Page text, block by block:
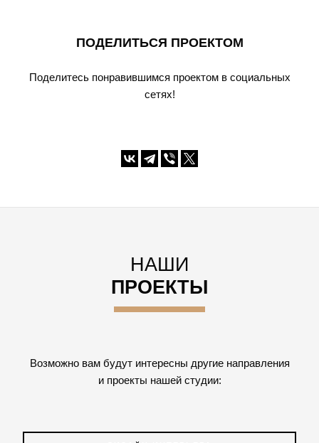
ПОДЕЛИТЬСЯ ПРОЕКТОМ
Поделитесь понравившимся проектом в социальных
сетях!
НАШИ
ПРОЕКТЫ
Возможно вам будут интересны другие направления
и проекты нашей студии: